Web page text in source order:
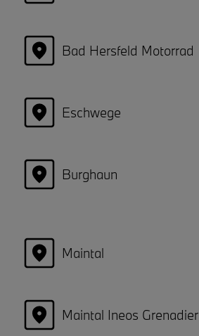
Bad Hersfeld Motorrad
Eschwege
Burghaun
Maintal
Maintal Ineos Grenadier